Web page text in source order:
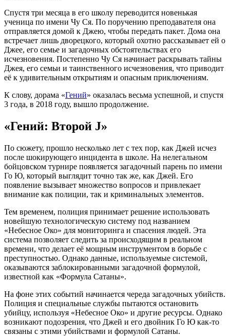
Спустя три месяца в его школу переводится новенькая
ученица по имени Чу Ся. По поручению преподавателя она
отправляется домой к Джею, чтобы передать пакет. Дома она
встречает лишь дворецкого, который охотно рассказывает ей о
Джее, его семье и загадочных обстоятельствах его
исчезновения. Постепенно Чу Ся начинает раскрывать тайны
Джея, его семьи и таинственного исчезновения, что приводит
её к удивительным открытиям и опасным приключениям.
К слову, дорама «Гений» оказалась весьма успешной, и спустя
3 года, в 2018 году, вышло продолжение.
«Гений: Второй J»
По сюжету, прошло несколько лет с тех пор, как Джей исчез
после шокирующего инцидента в школе. На нелегальном
бойцовском турнире появляется загадочный парень по имени
Го Ю, который выглядит точно так же, как Джей. Его
появление вызывает множество вопросов и привлекает
внимание как полиции, так и криминальных элементов.
Тем временем, полиция принимает решение использовать
новейшую технологическую систему под названием
«Небесное Око» для мониторинга и спасения людей. Эта
система позволяет следить за происходящим в реальном
времени, что делает её мощным инструментом в борьбе с
преступностью. Однако данные, используемые системой,
оказываются заблокированными загадочной формулой,
известной как «Формула Сатаны».
На фоне этих событий начинается череда загадочных убийств.
Полиция и специальные службы пытаются остановить
убийцу, используя «Небесное Око» и другие ресурсы. Однако
возникают подозрения, что Джей и его двойник Го Ю как-то
связаны с этими убийствами и формулой Сатаны.